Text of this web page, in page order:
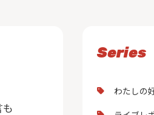
Series
わたしの